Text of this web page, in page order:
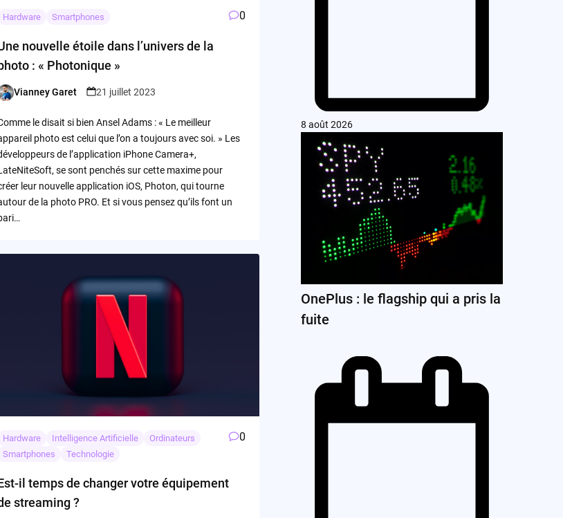
Hardware Smartphones 0
nouvelle étoile dans l’univers de la
: « Photonique »
Vianney Garet 21 juillet 2023
le disait si bien Ansel Adams : « Le meilleur
photo est celui que l’on a toujours avec soi. » Les
de l’application iPhone Camera+,
se sont penchés sur cette maxime pour
leur nouvelle application iOS, Photon, qui tourne
de la photo PRO. Et si vous pensez qu’ils font un
Hardware Intelligence Artificielle
Ordinateurs
Smartphones
Technologie
0
il temps de changer votre équipement
streaming ?
8 août 2026
OnePlus : le flagship qui a pris la
fuite